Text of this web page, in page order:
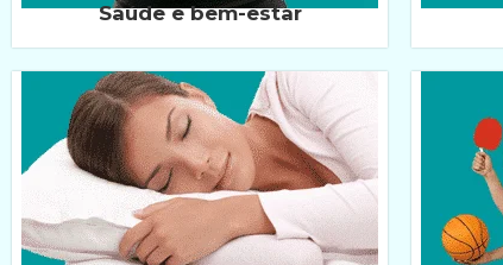
Saúde e bem-estar